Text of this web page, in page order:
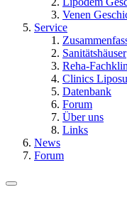
Venen
Service
Sanitätshäuser
Reha-
Clinics
Datenbank
Forum
Über uns
Links
News
Forum